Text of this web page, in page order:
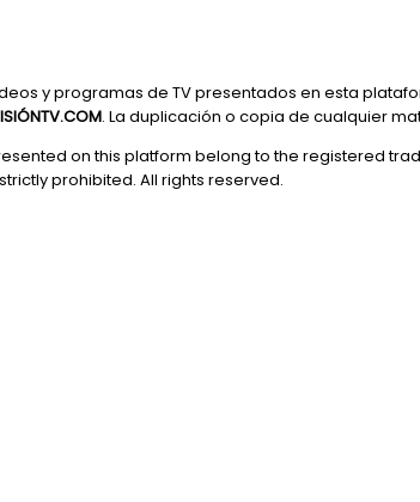
y programas de TV presentados en esta
. La duplicación o copia de cualquier
on this platform belong to the registered
prohibited. All rights reserved.